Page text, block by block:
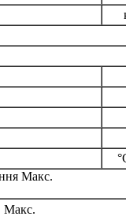
Макс.
Макс.